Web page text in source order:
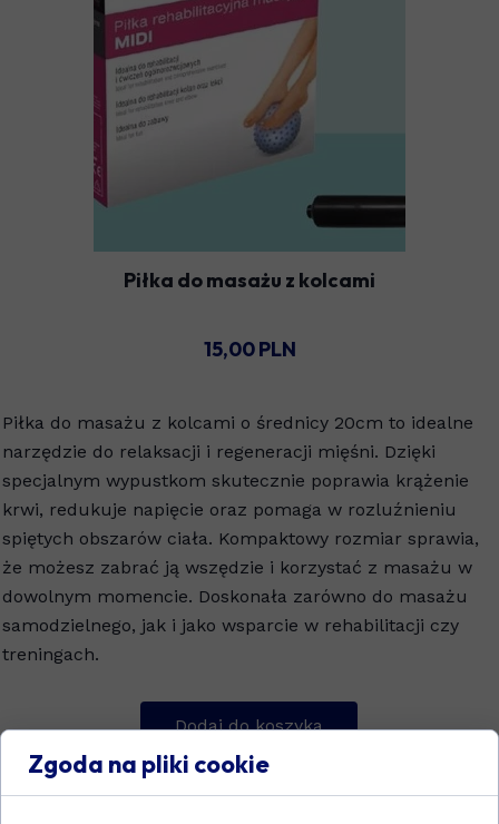
Dodaj do koszyka
Piłka do masażu z kolcami o średnicy 20cm to idealne
narzędzie do relaksacji i regeneracji mięśni. Dzięki
specjalnym wypustkom skutecznie poprawia krążenie
krwi, redukuje napięcie oraz pomaga w rozluźnieniu
spiętych obszarów ciała. Kompaktowy rozmiar sprawia,
że możesz zabrać ją wszędzie i korzystać z masażu w
dowolnym momencie. Doskonała zarówno do masażu
samodzielnego, jak i jako wsparcie w rehabilitacji czy
treningach.
15,00 PLN
Piłka do masażu z kolcami
Zgoda na pliki cookie